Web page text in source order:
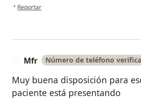
• en opinión del usuario Victor Peraza
Reportar
Mfr Número de teléfono
Muy buena disposición para
paciente está presentando